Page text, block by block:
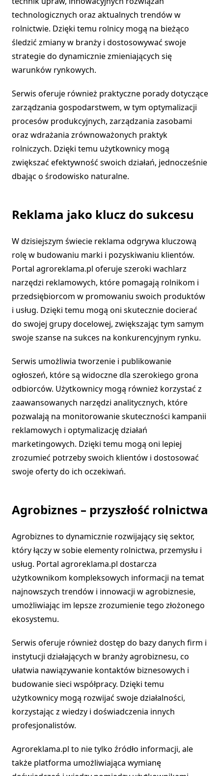
technologicznych oraz aktualnych trendów w
rolnictwie. Dzięki temu rolnicy mogą na bieżąco
śledzić zmiany w branży i dostosowywać swoje
strategie do dynamicznie zmieniających się
warunków rynkowych.
Serwis oferuje również praktyczne porady dotyczące
zarządzania gospodarstwem, w tym optymalizacji
procesów produkcyjnych, zarządzania zasobami
oraz wdrażania zrównoważonych praktyk
rolniczych. Dzięki temu użytkownicy mogą
zwiększać efektywność swoich działań, jednocześnie
dbając o środowisko naturalne.
Reklama jako klucz do sukcesu
W dzisiejszym świecie reklama odgrywa kluczową
rolę w budowaniu marki i pozyskiwaniu klientów.
Portal agroreklama.pl oferuje szeroki wachlarz
narzędzi reklamowych, które pomagają rolnikom i
przedsiębiorcom w promowaniu swoich produktów
i usług. Dzięki temu mogą oni skutecznie docierać
do swojej grupy docelowej, zwiększając tym samym
swoje szanse na sukces na konkurencyjnym rynku.
Serwis umożliwia tworzenie i publikowanie
ogłoszeń, które są widoczne dla szerokiego grona
odbiorców. Użytkownicy mogą również korzystać z
zaawansowanych narzędzi analitycznych, które
pozwalają na monitorowanie skuteczności kampanii
reklamowych i optymalizację działań
marketingowych. Dzięki temu mogą oni lepiej
zrozumieć potrzeby swoich klientów i dostosować
swoje oferty do ich oczekiwań.
Agrobiznes – przyszłość rolnictwa
Agrobiznes to dynamicznie rozwijający się sektor,
który łączy w sobie elementy rolnictwa, przemysłu i
usług. Portal agroreklama.pl dostarcza
użytkownikom kompleksowych informacji na temat
najnowszych trendów i innowacji w agrobiznesie,
umożliwiając im lepsze zrozumienie tego złożonego
ekosystemu.
Serwis oferuje również dostęp do bazy danych firm i
instytucji działających w branży agrobiznesu, co
ułatwia nawiązywanie kontaktów biznesowych i
budowanie sieci współpracy. Dzięki temu
użytkownicy mogą rozwijać swoje działalności,
korzystając z wiedzy i doświadczenia innych
profesjonalistów.
Agroreklama.pl to nie tylko źródło informacji, ale
także platforma umożliwiająca wymianę